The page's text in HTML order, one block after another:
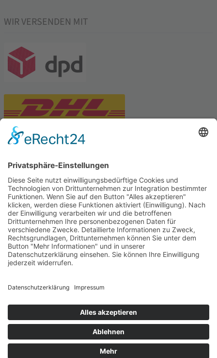
WIR VERSENDEN MIT
Tekal – Textile Lebensqualität
Exklusive moderne & Orientteppiche
Feuerwerk XXL
Pyrotechnik online bestellen
© Stadtmühle Waldenbuch 2026
und Mühlenprodukte ·
Cookie-Einstellungen
Alle Preise inkl. der gesetzlichen MwSt.
Die durchgestrichenen Preise entsprechen dem bisherigen Preis in